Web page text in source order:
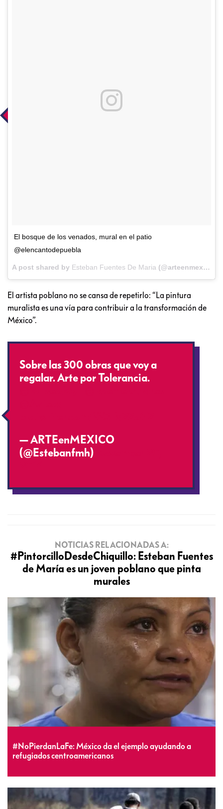
El bosque de los venados, mural en el patio
@elencantodepuebla
A post shared by Esteban Fuentes De Maria (@arteenmexico) on
El artista poblano no se cansa de repetirlo: “La pintura
muralista es una vía para contribuir a la transformación de
México”.
Sobre las 300 obras que voy a
regalar. Arte por Tolerancia.
— ARTEenMEXICO
(@Estebanfmh)
NOTICIAS RELACIONADAS A:
#PintorcilloDesdeChiquillo: Esteban Fuentes
de María es un joven poblano que pinta
murales
#NoPierdanLaFe: México da el ejemplo ayudando a
refugiados centroamericanos